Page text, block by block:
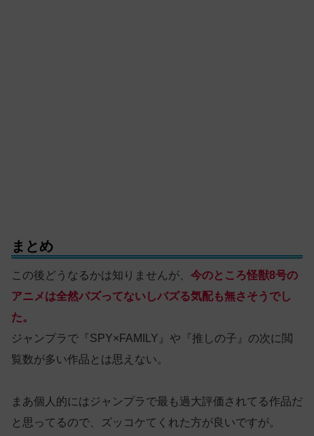
まとめ
この後どうなるかは知りませんが、 今のところ怪獣8号の
アニメは全然バズってないしバズる気配も無さそうでし
た。
ジャンプラで『SPY×FAMILY』や『推しの子』の次に閲
覧数が多い作品とは思えない。
まあ個人的にはジャンプラで最も過大評価されてる作品だ
と思ってるので、ズッコケてくれた方が良いですが。